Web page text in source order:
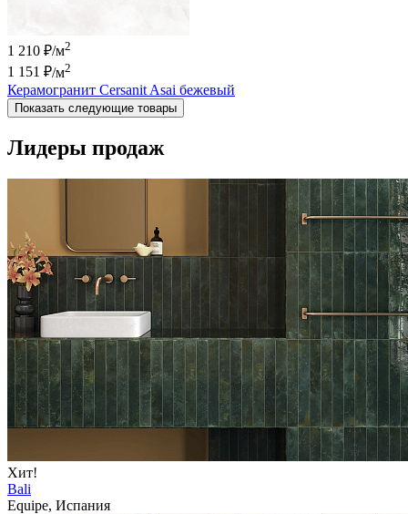
1 210 ₽/м2
1 151 ₽/м2
Керамогранит Cersanit Asai бежевый
Показать следующие товары
Лидеры продаж
Хит!
Bali
Equipe, Испания